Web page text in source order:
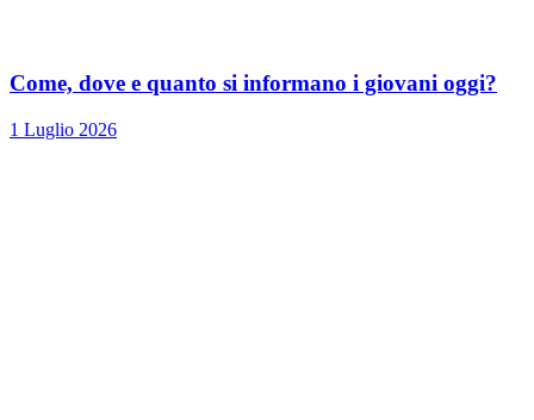
Come, dove e quanto si informano i giovani oggi?
1 Luglio 2026